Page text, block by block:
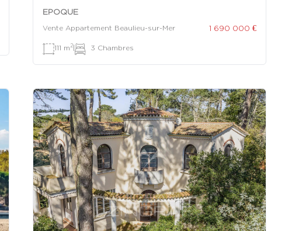
EPOQUE
Vente Appartement Beaulieu-sur-Mer 1 690 000 €
111 m 2| 3 Chambres